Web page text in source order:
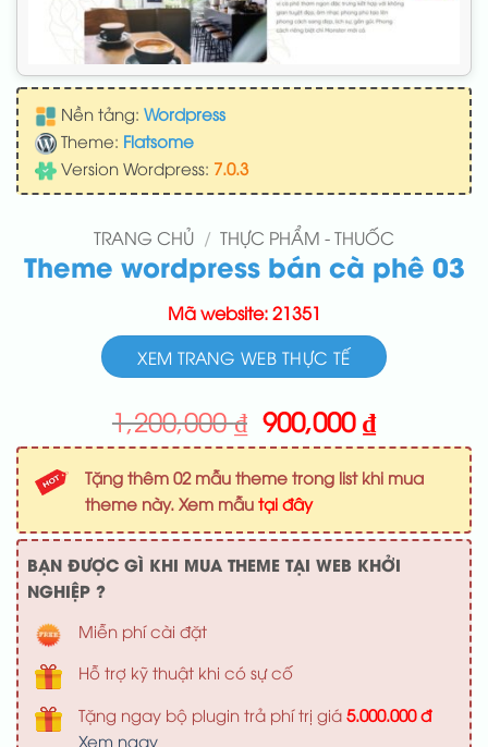
Nền tảng: Wordpress
Theme: Flatsome
Version Wordpress: 7.0.3
TRANG CHỦ / THỰC PHẨM - THUỐC
Theme wordpress bán cà phê 03
Mã website: 21351
XEM TRANG WEB THỰC TẾ
1,200,000₫ Giá
gốc
là:
1,200,000 ₫.
900,000₫Giá
hiện
tại
900,000
Tặng thêm 02 mẫu theme trong list khi mua
theme này. Xem mẫu tại đây
BẠN ĐƯỢC GÌ KHI MUA THEME TẠI WEB KHỞI
NGHIỆP ?
Miễn phí cài đặt
Hỗ trợ kỹ thuật khi có sự cố
Tặng ngay bộ plugin trả phí trị giá 5.000.000 đ
Xem ngay